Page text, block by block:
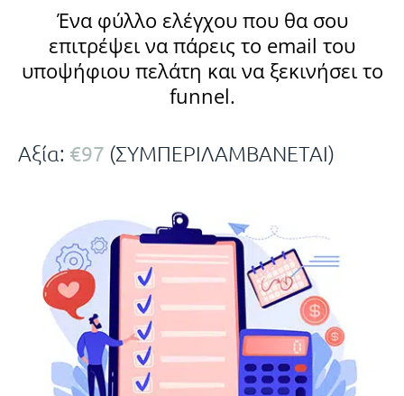
Ένα φύλλο ελέγχου που θα σου
επιτρέψει να πάρεις το email του
υποψήφιου πελάτη και να ξεκινήσει το
funnel.
Αξία: €97 (ΣΥΜΠΕΡΙΛΑΜΒΑΝΕΤΑΙ)